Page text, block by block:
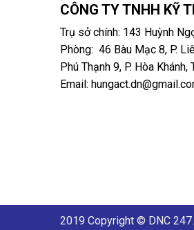
CÔNG TY TNHH KỸ
Trụ sở chính: 143 Huỳnh
Phòng: 46 Bàu Mạc 8, P.
Phú Thạnh 9, P. Hòa
Email:
2019 Copyright © DNC